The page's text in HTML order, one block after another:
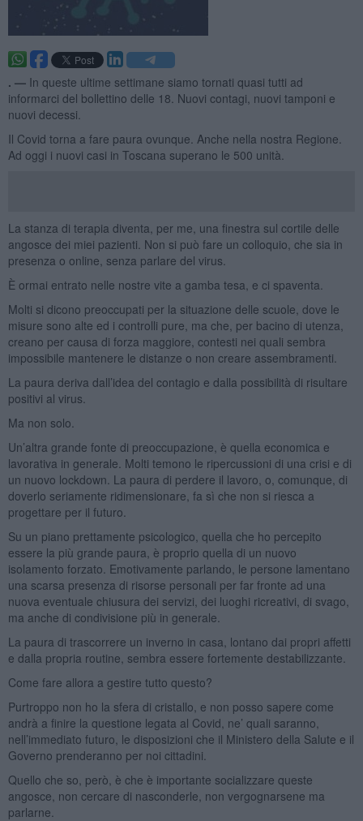
. — In queste ultime settimane siamo tornati quasi tutti ad
informarci del bollettino delle 18. Nuovi contagi, nuovi tamponi e
nuovi decessi.
Il Covid torna a fare paura ovunque. Anche nella nostra Regione.
Ad oggi i nuovi casi in Toscana superano le 500 unità.
La stanza di terapia diventa, per me, una finestra sul cortile delle
angosce dei miei pazienti. Non si può fare un colloquio, che sia in
presenza o online, senza parlare del virus.
È ormai entrato nelle nostre vite a gamba tesa, e ci spaventa.
Molti si dicono preoccupati per la situazione delle scuole, dove le
misure sono alte ed i controlli pure, ma che, per bacino di utenza,
creano per causa di forza maggiore, contesti nei quali sembra
impossibile mantenere le distanze o non creare assembramenti.
La paura deriva dall’idea del contagio e dalla possibilità di risultare
positivi al virus.
Ma non solo.
Un’altra grande fonte di preoccupazione, è quella economica e
lavorativa in generale. Molti temono le ripercussioni di una crisi e di
un nuovo lockdown. La paura di perdere il lavoro, o, comunque, di
doverlo seriamente ridimensionare, fa sì che non si riesca a
progettare per il futuro.
Su un piano prettamente psicologico, quella che ho percepito
essere la più grande paura, è proprio quella di un nuovo
isolamento forzato. Emotivamente parlando, le persone lamentano
una scarsa presenza di risorse personali per far fronte ad una
nuova eventuale chiusura dei servizi, dei luoghi ricreativi, di svago,
ma anche di condivisione più in generale.
La paura di trascorrere un inverno in casa, lontano dai propri affetti
e dalla propria routine, sembra essere fortemente destabilizzante.
Come fare allora a gestire tutto questo?
Purtroppo non ho la sfera di cristallo, e non posso sapere come
andrà a finire la questione legata al Covid, ne’ quali saranno,
nell’immediato futuro, le disposizioni che il Ministero della Salute e il
Governo prenderanno per noi cittadini.
Quello che so, però, è che è importante socializzare queste
angosce, non cercare di nasconderle, non vergognarsene ma
parlarne.